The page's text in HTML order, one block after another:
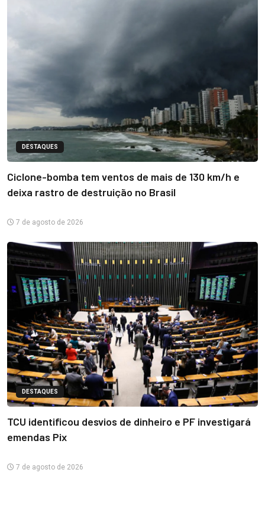
DESTAQUES
Ciclone-bomba tem ventos de mais de 130 km/h e
deixa rastro de destruição no Brasil
7 de agosto de 2026
DESTAQUES
TCU identificou desvios de dinheiro e PF investigará
emendas Pix
7 de agosto de 2026